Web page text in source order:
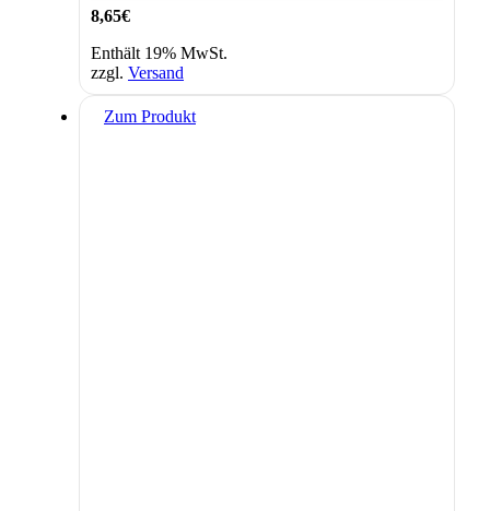
8,65€
Enthält 19% MwSt.
zzgl. Versand
Zum Produkt